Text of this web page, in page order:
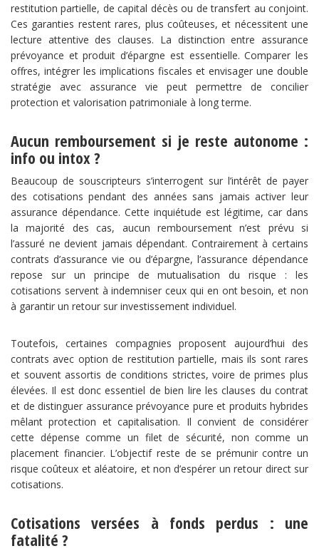
restitution partielle, de capital décès ou de transfert au conjoint.
Ces garanties restent rares, plus coûteuses, et nécessitent une
lecture attentive des clauses. La distinction entre assurance
prévoyance et produit d’épargne est essentielle. Comparer les
offres, intégrer les implications fiscales et envisager une double
stratégie avec assurance vie peut permettre de concilier
protection et valorisation patrimoniale à long terme.
Aucun remboursement si je reste autonome :
info ou intox ?
Beaucoup de souscripteurs s’interrogent sur l’intérêt de payer
des cotisations pendant des années sans jamais activer leur
assurance dépendance. Cette inquiétude est légitime, car dans
la majorité des cas, aucun remboursement n’est prévu si
l’assuré ne devient jamais dépendant. Contrairement à certains
contrats d’assurance vie ou d’épargne, l’assurance dépendance
repose sur un principe de mutualisation du risque : les
cotisations servent à indemniser ceux qui en ont besoin, et non
à garantir un retour sur investissement individuel.
Toutefois, certaines compagnies proposent aujourd’hui des
contrats avec option de restitution partielle, mais ils sont rares
et souvent assortis de conditions strictes, voire de primes plus
élevées. Il est donc essentiel de bien lire les clauses du contrat
et de distinguer assurance prévoyance pure et produits hybrides
mêlant protection et capitalisation. Il convient de considérer
cette dépense comme un filet de sécurité, non comme un
placement financier. L’objectif reste de se prémunir contre un
risque coûteux et aléatoire, et non d’espérer un retour direct sur
cotisations.
Cotisations versées à fonds perdus : une
fatalité ?